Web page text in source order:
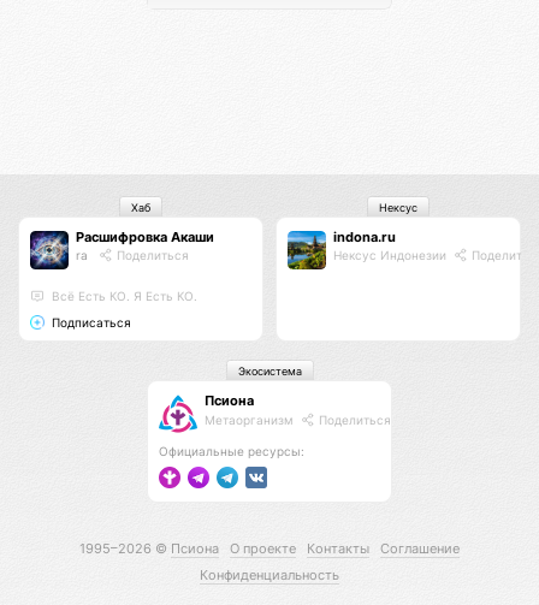
Расшифровка Акаши
ra Поделиться
Всё Есть КО. Я Есть КО.
Подписаться
Хаб
indona.ru
Нексус Индонезии
Нексус
Псиона
Метаорганизм Поделиться
Официальные ресурсы:
Экосистема
1995–2026 © Псиона О проекте Контакты
Соглашение
Конфиденциальность